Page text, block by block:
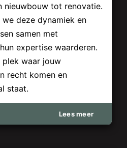
nieuwbouw tot renovatie.
deze dynamiek en
samen met
expertise waarderen.
waar jouw
recht komen en
staat.
Lees meer